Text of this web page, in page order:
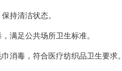
持清洁状态。
满足公共场所卫生标准。
消毒，符合医疗纺织品卫生要求。